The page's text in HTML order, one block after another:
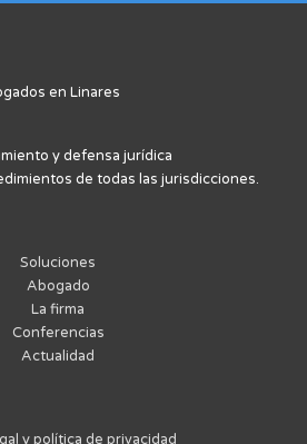
y defensa jurídica
de todas las jurisdicciones.
Soluciones
Abogado
La firma
Conferencias
Actualidad
y política de privacidad